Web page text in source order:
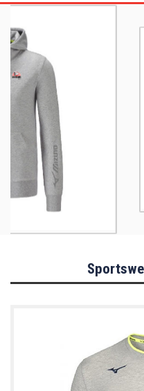
Sacs